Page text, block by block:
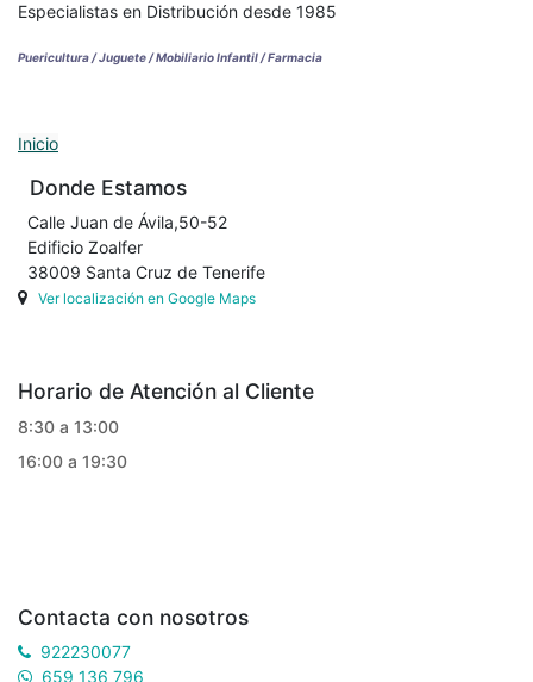
Especialistas en Distribución desde 1985
Puericultura / Juguete / Mobiliario Infantil / Farmacia
Inicio
Donde Estamos
Calle Juan de Ávila,50-52
Edificio Zoalfer
38009 Santa Cruz de Tenerife
Ver localización en Google Maps
Horario de Atención al Cliente
8:30 a 13:00
16:00 a 19:30
Contacta con nosotros
922230077
659 136 796